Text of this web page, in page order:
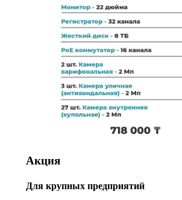
Акция
Для крупных предприятий